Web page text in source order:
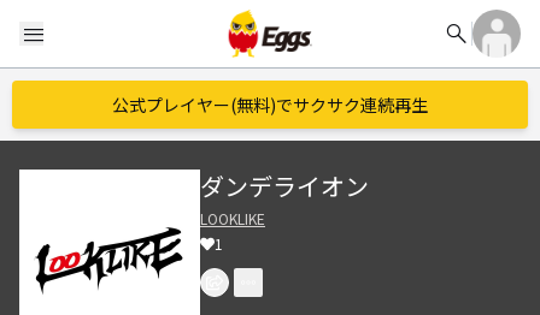
menu search
公式プレイヤー(無料)でサクサク連続再生
ダンデライオン
LOOKLIKE
1